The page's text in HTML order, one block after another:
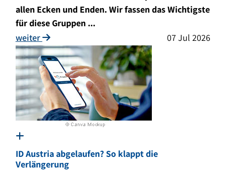
allen Ecken und Enden. Wir fassen das Wichtigste
für diese Gruppen ...
weiter
07 Jul 2026
ID Austria abgelaufen? So klappt die
Verlängerung